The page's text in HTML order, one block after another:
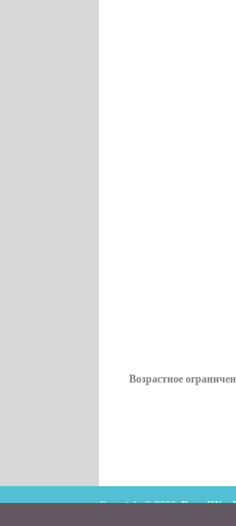
Возрастное
Copyright © 2026. ВестиПК в